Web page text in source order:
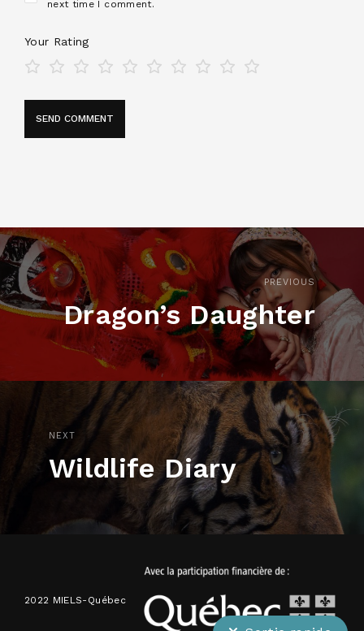
next time I comment.
Your Rating
PREVIOUS
Dragon’s Daughter
NEXT
Wildlife Diary
2022 MIELS-Québec